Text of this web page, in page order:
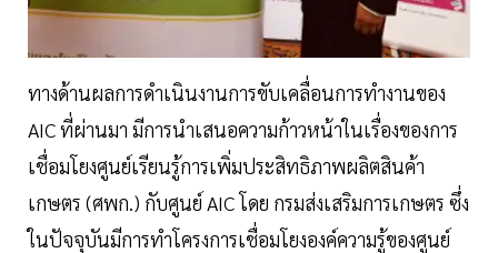
ทางด้านผลการดำเนินงานการขับเคลื่อนการทำงานของ
AIC ที่ผ่านมา มีการนำเสนอความก้าวหน้าในเรื่องของการ
เชื่อมโยงศูนย์เรียนรู้การเพิ่มประสิทธิภาพผลิตสินค้า
เกษตร (ศพก.) กับศูนย์ AIC โดย กรมส่งเสริมการเกษตร ซึ่ง
ในปัจจุบันมีการทำโครงการเชื่อมโยงองค์ความรู้ของศูนย์